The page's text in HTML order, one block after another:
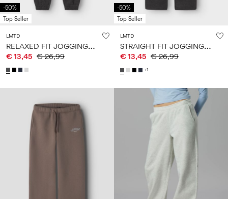
-50%
Top Seller
LMTD
R
ELAXED FIT JOGGINGHOSE
€ 13,45 € 26,99
-50%
Top Seller
LMTD
S
TRAIGHT FIT JOGGINGHOSE
€ 13,45 € 26,99
+1